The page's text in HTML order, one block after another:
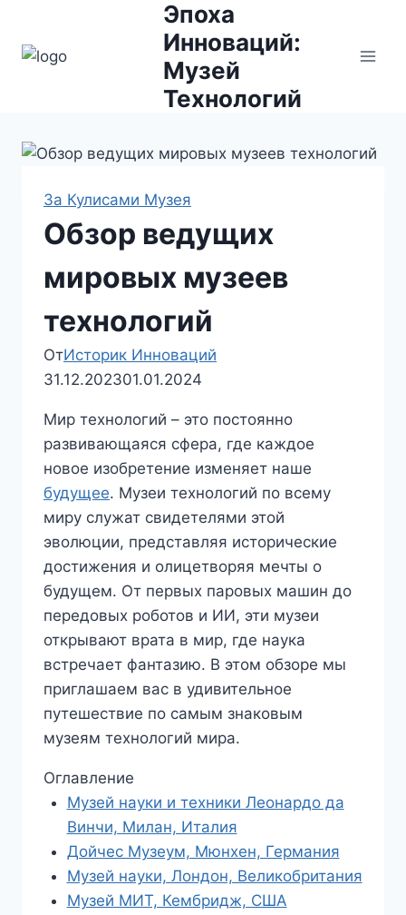
содержимому
Эпоха
Инноваций:
Музей
Технологий
За Кулисами Музея
Обзор ведущих
мировых музеев
технологий
ОтИсторик Инноваций
31.12.202301.01.2024
Мир технологий – это постоянно
развивающаяся сфера, где каждое
новое изобретение изменяет наше
будущее. Музеи технологий по всему
миру служат свидетелями этой
эволюции, представляя исторические
достижения и олицетворяя мечты о
будущем. От первых паровых машин до
передовых роботов и ИИ, эти музеи
открывают врата в мир, где наука
встречает фантазию. В этом обзоре мы
приглашаем вас в удивительное
путешествие по самым знаковым
музеям технологий мира.
Оглавление
Музей науки и техники Леонардо да
Винчи, Милан, Италия
Дойчес Музеум, Мюнхен, Германия
Музей науки, Лондон, Великобритания
Музей МИТ, Кембридж, США